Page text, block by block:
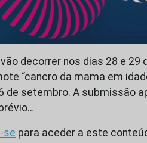
decorrer nos dias 28 e 29
“cancro da mama em
de setembro. A submissão
se para aceder a este